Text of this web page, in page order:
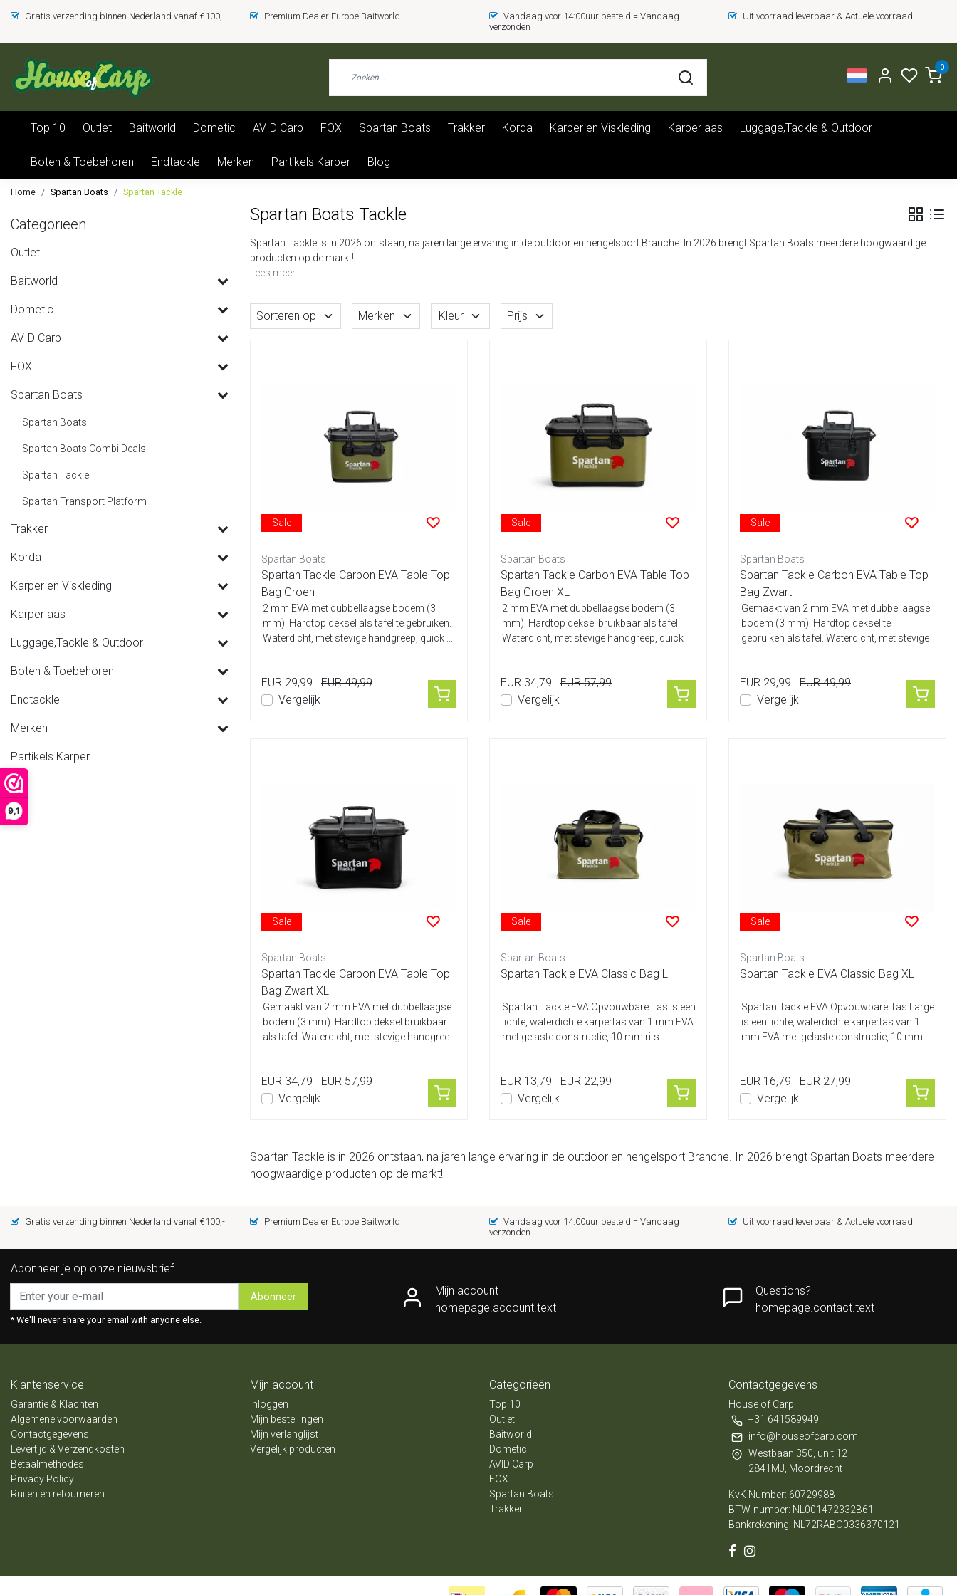
9,1
Gratis verzending binnen Nederland vanaf €100,- Premium Dealer Europe Baitworld
Vandaag voor 14:00uur besteld = Vandaag
verzonden
Uit voorraad leverbaar & Actuele voorraad
0
Top 10 Outlet Baitworld Dometic AVID Carp FOX Spartan Boats Trakker Korda Karper en Viskleding Karper aas Luggage,Tackle & Outdoor
Boten & Toebehoren Endtackle Merken Partikels Karper Blog
Home Spartan Boats Spartan Tackle
Categorieën
Outlet
Baitworld
Dometic
AVID Carp
FOX
Spartan Boats
Spartan Boats
Spartan Boats Combi Deals
Spartan Tackle
Spartan Transport Platform
Trakker
Korda
Karper en Viskleding
Karper aas
Luggage,Tackle & Outdoor
Boten & Toebehoren
Endtackle
Merken
Partikels Karper
Spartan Boats Tackle
Spartan Tackle is in 2026 ontstaan, na jaren lange ervaring in de outdoor en hengelsport Branche. In 2026 brengt Spartan Boats meerdere hoogwaardige
producten op de markt!
Lees meer.
Sorteren op Merken Kleur Prijs
Sale
Spartan Boats
Spartan Tackle Carbon EVA Table Top
Bag Groen
2 mm EVA met dubbellaagse bodem (3
mm). Hardtop deksel als tafel te gebruiken.
Waterdicht, met stevige handgreep, quick ...
EUR 29,99
EUR 49,99
Vergelijk
Sale
Spartan Boats
Spartan Tackle Carbon EVA Table Top
Bag Groen XL
2 mm EVA met dubbellaagse bodem (3
mm). Hardtop deksel bruikbaar als tafel.
Waterdicht, met stevige handgreep, quick
EUR 34,79
EUR 57,99
Vergelijk
Sale
Spartan Boats
Spartan Tackle Carbon EVA Table Top
Bag Zwart
Gemaakt van 2 mm EVA met dubbellaagse
bodem (3 mm). Hardtop deksel te
gebruiken als tafel. Waterdicht, met stevige
EUR 29,99
EUR 49,99
Vergelijk
Sale
Spartan Boats
Spartan Tackle Carbon EVA Table Top
Bag Zwart XL
Gemaakt van 2 mm EVA met dubbellaagse
bodem (3 mm). Hardtop deksel bruikbaar
als tafel. Waterdicht, met stevige handgree...
EUR 34,79
EUR 57,99
Vergelijk
Sale
Spartan Boats
Spartan Tackle EVA Classic Bag L
Spartan Tackle EVA Opvouwbare Tas is een
lichte, waterdichte karpertas van 1 mm EVA
met gelaste constructie, 10 mm rits ...
EUR 13,79
EUR 22,99
Vergelijk
Sale
Spartan Boats
Spartan Tackle EVA Classic Bag XL
Spartan Tackle EVA Opvouwbare Tas Large
is een lichte, waterdichte karpertas van 1
mm EVA met gelaste constructie, 10 mm...
EUR 16,79
EUR 27,99
Vergelijk
Spartan Tackle is in 2026 ontstaan, na jaren lange ervaring in de outdoor en hengelsport Branche. In 2026 brengt Spartan Boats meerdere
hoogwaardige producten op de markt!
Gratis verzending binnen Nederland vanaf €100,- Premium Dealer Europe Baitworld
Vandaag voor 14:00uur besteld = Vandaag
verzonden
Uit voorraad leverbaar & Actuele voorraad
Abonneer je op onze nieuwsbrief
Abonneer
* We'll never share your email with anyone else.
Mijn account
homepage.account.text
Questions?
homepage.contact.text
Klantenservice
Garantie & Klachten
Algemene voorwaarden
Contactgegevens
Levertijd & Verzendkosten
Betaalmethodes
Privacy Policy
Ruilen en retourneren
Mijn account
Inloggen
Mijn bestellingen
Mijn verlanglijst
Vergelijk producten
Categorieën
Top 10
Outlet
Baitworld
Dometic
AVID Carp
FOX
Spartan Boats
Trakker
Contactgegevens
House of Carp
+31 641589949
info@houseofcarp.com
Westbaan 350, unit 12
2841MJ, Moordrecht
KvK Number: 60729988
BTW-number: NL001472332B61
Bankrekening: NL72RABO0336370121